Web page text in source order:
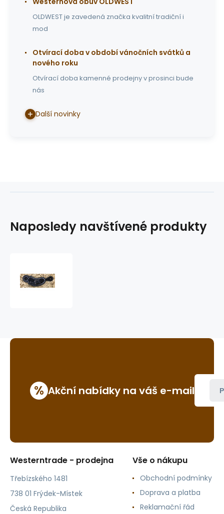
OLDWEST je zavedená značka kvalitní tradiční i
mod
Otvírací doba v období vánočních svátků a
nového roku
Otvírací doba kamenné prodejny v prosinci bude
nás
Další novinky
Naposledy navštívené produkty
% Akční nabídky na váš e-mail
Westerntrade - prodejna
Třebízského 1481
738 01 Frýdek-Místek
Česká Republika
Vše o nákupu
Obchodní podmínky
Doprava a platba
Reklamační řád